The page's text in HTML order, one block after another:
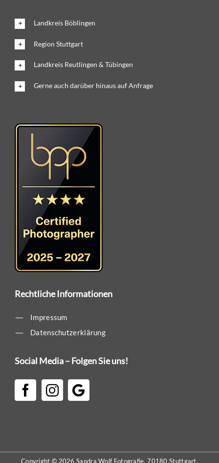
Landkreis Böblingen
Region Stuttgart
Landkreis Reutlingen & Tübingen
Gerne auch darüber hinaus auf Anfrage
Rechtliche Informationen
Impressum
Datenschutzerklärung
Social Media – Folgen Sie uns!
Copyright © 2026 Sandra Wolf Fotografie, 70180 Stuttgart.